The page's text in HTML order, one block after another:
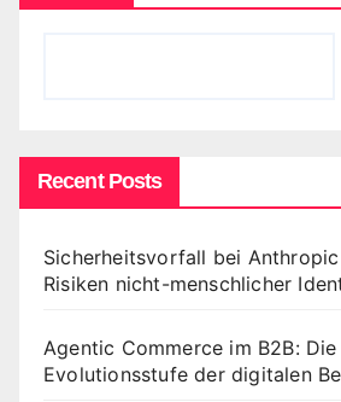
Recent Posts
Sicherheitsvorfall bei
Risiken nicht-menschlicher
Agentic Commerce im B2B:
Evolutionsstufe der digitalen